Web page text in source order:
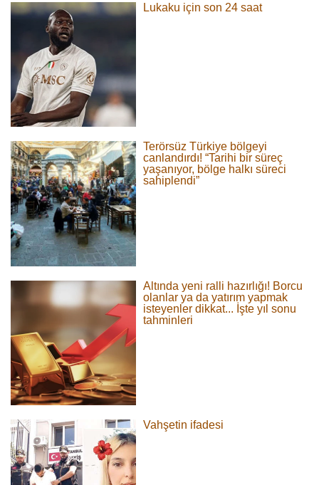
Lukaku için son 24 saat
Terörsüz Türkiye bölgeyi
canlandırdı! “Tarihi bir süreç
yaşanıyor, bölge halkı süreci
sahiplendi”
Altında yeni ralli hazırlığı! Borcu
olanlar ya da yatırım yapmak
isteyenler dikkat... İşte yıl sonu
tahminleri
Vahşetin ifadesi